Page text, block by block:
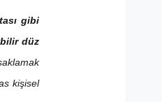
gibi
düz
kişisel